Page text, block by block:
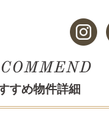
すめ物件詳細